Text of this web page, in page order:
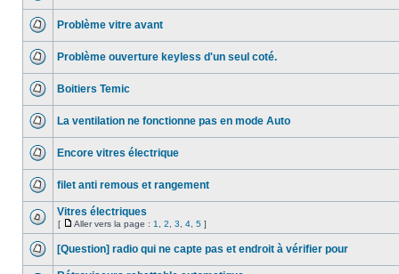
Problème vitre avant
Problème ouverture keyless d'un seul coté.
Boitiers Temic
La ventilation ne fonctionne pas en mode Auto
Encore vitres électrique
filet anti remous et rangement
Vitres électriques
[ Aller vers la page : 1 2 3 4 5 ]
[Question] radio qui ne capte pas et endroit à vérifier pour